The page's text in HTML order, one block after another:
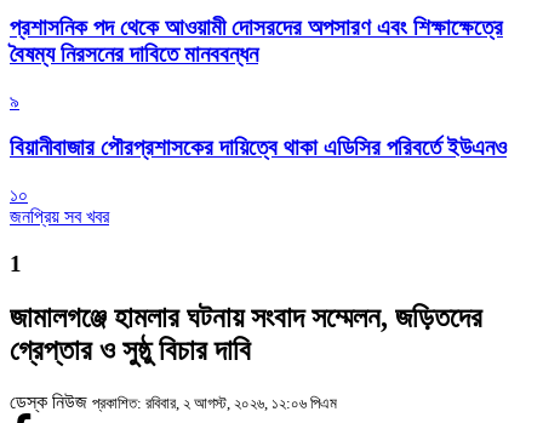
প্রশাসনিক পদ থেকে আওয়ামী দোসরদের অপসারণ এবং শিক্ষাক্ষেত্রে
বৈষম্য নিরসনের দাবিতে মানববন্ধন
৯
বিয়ানীবাজার পৌরপ্রশাসকের দায়িত্বে থাকা এডিসির পরিবর্তে ইউএনও
১০
জনপ্রিয় সব খবর
1
জামালগঞ্জে হামলার ঘটনায় সংবাদ সম্মেলন, জড়িতদের
গ্রেপ্তার ও সুষ্ঠু বিচার দাবি
ডেস্ক নিউজ প্রকাশিত: রবিবার, ২ আগস্ট, ২০২৬, ১২:০৬ পিএম